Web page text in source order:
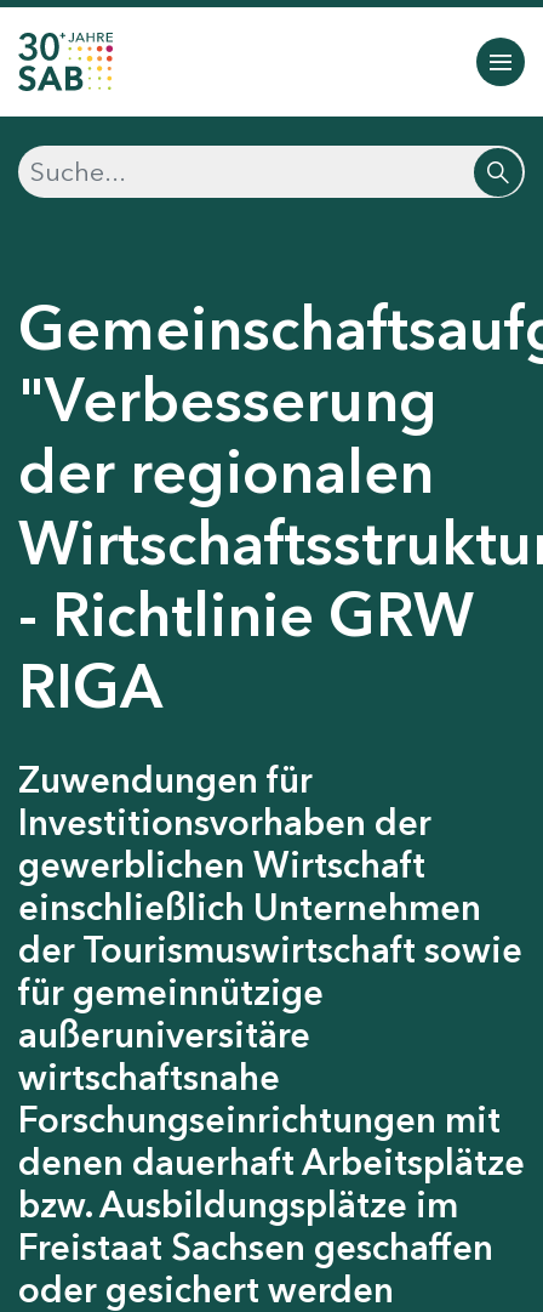
"Verbesserung
der regionalen
- Richtlinie GRW
RIGA
Zuwendungen für
Investitionsvorhaben der
gewerblichen Wirtschaft
einschließlich Unternehmen
der Tourismuswirtschaft sowie
für gemeinnützige
außeruniversitäre
wirtschaftsnahe
Forschungseinrichtungen mit
denen dauerhaft Arbeitsplätze
bzw. Ausbildungsplätze im
Freistaat Sachsen geschaffen
oder gesichert werden